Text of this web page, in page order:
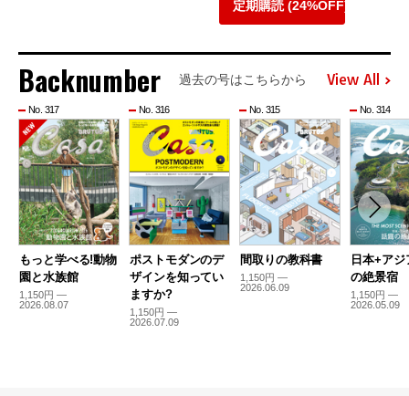
定期購読 (24%OFF)
Backnumber 過去の号はこちらから View All
No. 317
もっと学べる!動物
園と水族館
1,150円 —
2026.08.07
No. 316
ポストモダンのデ
ザインを知ってい
ますか?
1,150円 —
2026.07.09
No. 315
間取りの教科書
1,150円 —
2026.06.09
No. 314
日本+アジ
の絶景宿
1,150円 —
2026.05.09